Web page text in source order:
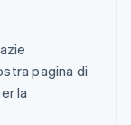
pagina di
la